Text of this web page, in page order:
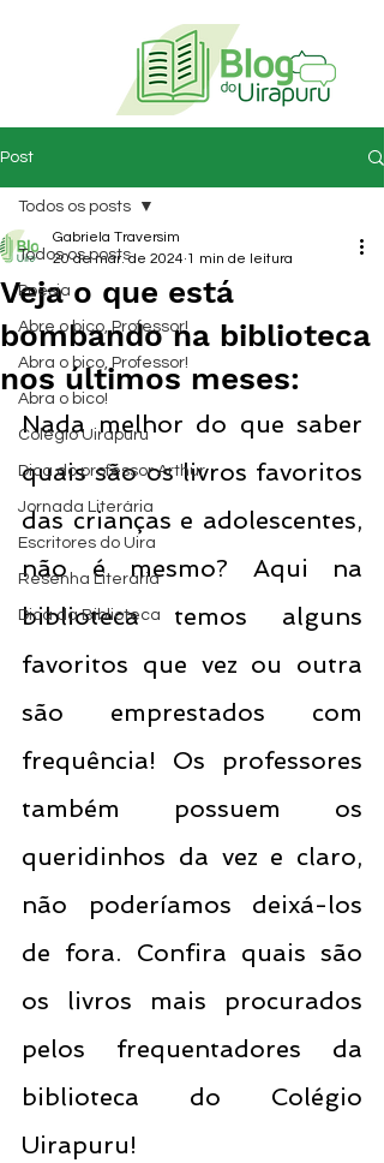
Post
Todos os posts
Poesia
Abre o bico, Professor!
Abra o bico, Professor!
Abra o bico!
Colégio Uirapuru
Dica do professor Arthur
Jornada Literária
Escritores do Uira
Resenha Literária
Dica da Biblioteca
Todos os posts
Veja o que está
bombando na biblioteca
nos últimos meses:
Gabriela Traversim
20 de mar. de 2024 1 min de leitura
Nada melhor do que saber
quais são os livros favoritos
das crianças e adolescentes,
não é mesmo? Aqui na
biblioteca temos alguns
favoritos que vez ou outra
são emprestados com
frequência! Os professores
também possuem os
queridinhos da vez e claro,
não poderíamos deixá-los
de fora. Confira quais são
os livros mais procurados
pelos frequentadores da
biblioteca do Colégio
Uirapuru!